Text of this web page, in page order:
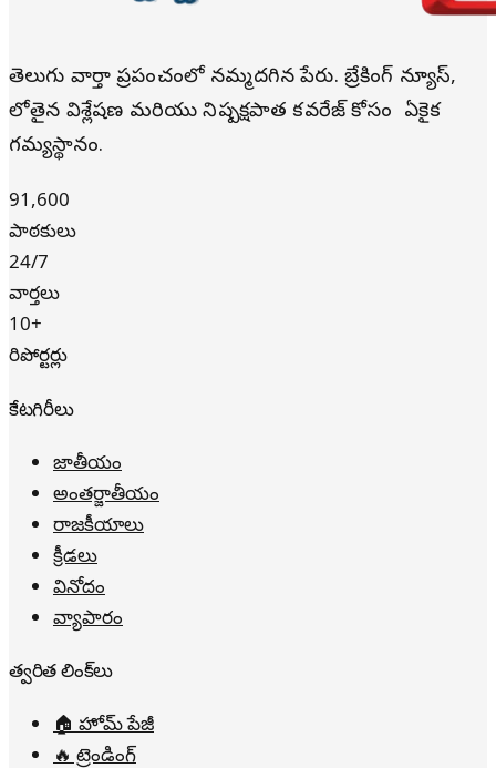
తెలుగు వార్తా ప్రపంచంలో నమ్మదగిన పేరు. బ్రేకింగ్ న్యూస్,
లోతైన విశ్లేషణ మరియు నిష్పక్షపాత కవరేజ్ కోసం మీ ఏకైక
గమ్యస్థానం.
91,600
పాఠకులు
24/7
వార్తలు
10+
రిపోర్టర్లు
కేటగిరీలు
జాతీయం
అంతర్జాతీయం
రాజకీయాలు
క్రీడలు
వినోదం
వ్యాపారం
త్వరిత లింక్‌లు
🏠 హోమ్ పేజీ
🔥 ట్రెండింగ్